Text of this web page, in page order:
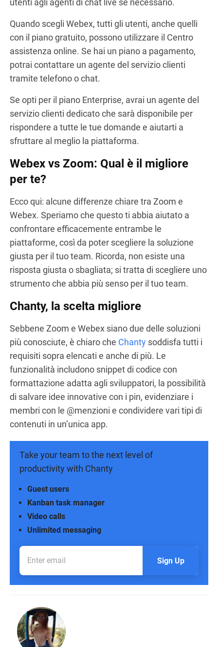
Quando scegli Webex, tutti gli utenti, anche quelli
con il piano gratuito, possono utilizzare il Centro
assistenza online. Se hai un piano a pagamento,
potrai contattare un agente del servizio clienti
tramite telefono o chat.
Se opti per il piano Enterprise, avrai un agente del
servizio clienti dedicato che sarà disponibile per
rispondere a tutte le tue domande e aiutarti a
sfruttare al meglio la piattaforma.
Webex vs Zoom: Qual è il migliore
per te?
Ecco qui: alcune differenze chiare tra Zoom e
Webex. Speriamo che questo ti abbia aiutato a
confrontare efficacemente entrambe le
piattaforme, così da poter scegliere la soluzione
giusta per il tuo team. Ricorda, non esiste una
risposta giusta o sbagliata; si tratta di scegliere uno
strumento che abbia più senso per il tuo team.
Chanty, la scelta migliore
Sebbene Zoom e Webex siano due delle soluzioni
più conosciute, è chiaro che Chanty soddisfa tutti i
requisiti sopra elencati e anche di più. Le
funzionalità includono snippet di codice con
formattazione adatta agli sviluppatori, la possibilità
di salvare idee innovative con i pin, evidenziare i
membri con le @menzioni e condividere vari tipi di
contenuti in un’unica app.
Take your team to the next level of
productivity with Chanty
Unlimited messaging
Video calls
Kanban task manager
Guest users
Sign Up